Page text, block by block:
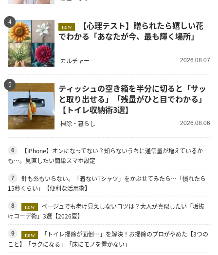
4
new
でわかる「あなたが今、最も輝く場所」
カルチャー 2026.08.07
5
ティッシュの空き箱を半分に切ると「サッ
と取り出せる」「残量がひと目でわかる」
【トイレ収納術3選】
掃除・暮らし 2026.08.06
6
【iPhone】オンになってない？知らないうちに通信量が増えているか
も…。見直したい簡単スマホ設定
7
針も糸もいらない。「着ないTシャツ」をかぶせてみたら…「慣れたら
15秒くらい」【便利な活用術】
8 new
ベージュでも老け見えしないコツは？大人が真似したい「垢抜
けコーデ術」3選【2026夏】
9 new
「トイレ掃除が面倒…」を解決！お掃除のプロがやめた【3つの
こと】「ラクになる」「床にモノを置かない」